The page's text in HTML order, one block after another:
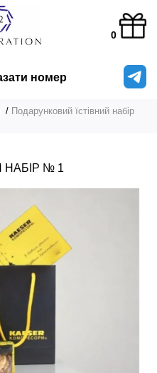
0
номер
Подарунковий їстівний набір
НАБІР № 1